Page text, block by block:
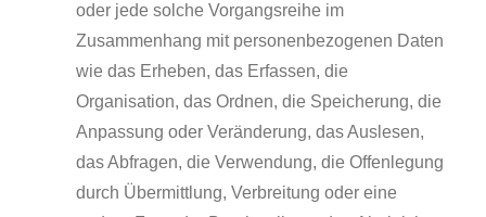
oder jede solche Vorgangsreihe im
Zusammenhang mit personenbezogenen Daten
wie das Erheben, das Erfassen, die
Organisation, das Ordnen, die Speicherung, die
Anpassung oder Veränderung, das Auslesen,
das Abfragen, die Verwendung, die Offenlegung
durch Übermittlung, Verbreitung oder eine